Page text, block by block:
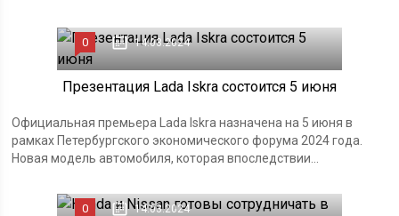
0 14.03.2024
Презентация Lada Iskra состоится 5 июня
Официальная премьера Lada Iskra назначена на 5 июня в
рамках Петербургского экономического форума 2024 года.
Новая модель автомобиля, которая впоследствии...
0 14.03.2024